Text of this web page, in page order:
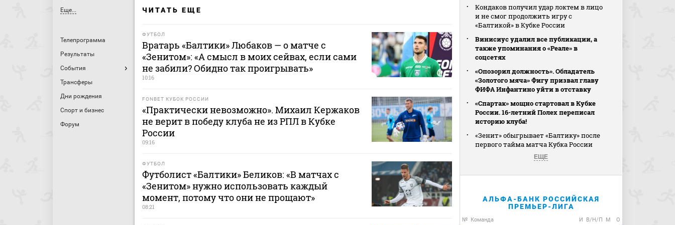
Еще...
Телепрограмма
Результаты
События
Трансферы
Дни рождения
Спорт и бизнес
Форум
ЧИТАТЬ ЕЩЕ
ФУТБОЛ
Вратарь «Балтики» Любаков — о матче с
«Зенитом»: «А смысл в моих сейвах, если сами
не забили? Обидно так проигрывать»
10:16
FONBET КУБОК РОССИИ
«Практически невозможно». Михаил Кержаков
не верит в победу клуба не из РПЛ в Кубке
России
09:16
ФУТБОЛ
Футболист «Балтики» Беликов: «В матчах с
«Зенитом» нужно использовать каждый
момент, потому что они не прощают»
08:21
Кондаков получил удар локтем в лицо
и не смог продолжить игру с
«Балтикой» в Кубке России
Винисиус удалил все публикации, а
также упоминания о «Реале» в
соцсетях
«Опозорил должность». Обладатель
«Золотого мяча» Фигу призвал главу
ФИФА Инфантино уйти в отставку
«Спартак» мощно стартовал в Кубке
России. 16-летний Полех переписал
историю клуба!
«Зенит» обыгрывает «Балтику» после
первого тайма матча Кубка России
ЕЩЕ
АЛЬФА-БАНК РОССИЙСКАЯ
ПРЕМЬЕР-ЛИГА
№ Команда И В/Н/П М О